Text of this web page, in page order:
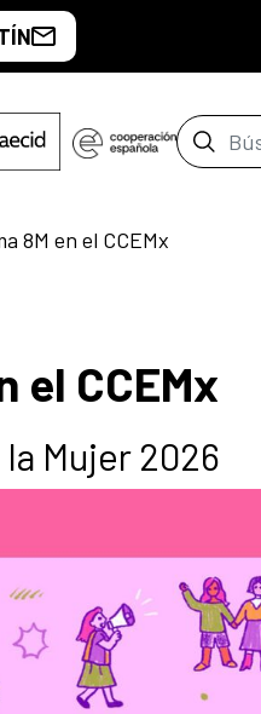
Barra
8M en el CCEMx
el CCEMx
Mujer 2026